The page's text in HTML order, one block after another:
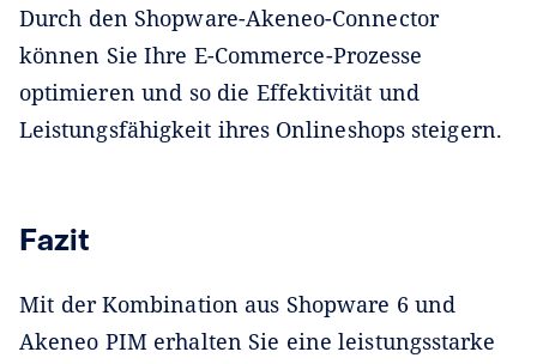
Durch den Shopware-Akeneo-Connector
können Sie Ihre E-Commerce-Prozesse
optimieren und so die Effektivität und
Leistungsfähigkeit ihres Onlineshops steigern.
Fazit
Mit der Kombination aus Shopware 6 und
Akeneo PIM erhalten Sie eine leistungsstarke